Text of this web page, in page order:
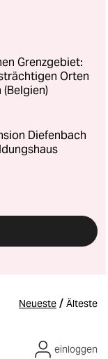
Grenzgebiet:
Orten
Diefenbach
Neueste / Älteste
einloggen